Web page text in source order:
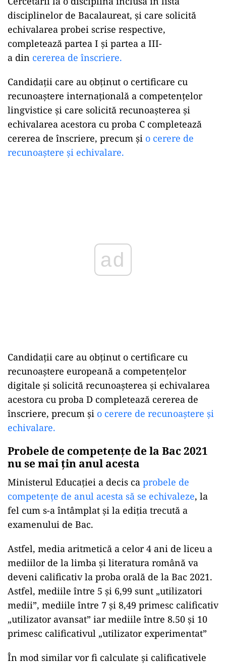
disciplinelor de Bacalaureat, şi care solicită
echivalarea probei scrise respective,
completează partea I şi partea a III-
a din cererea de înscriere.
Candidaţii care au obţinut o certificare cu
recunoaştere internaţională a competenţelor
lingvistice şi care solicită recunoaşterea şi
echivalarea acestora cu proba C completează
cererea de înscriere, precum și o cerere de
recunoaștere și echivalare.
ad
Candidaţii care au obţinut o certificare cu
recunoaştere europeană a competenţelor
digitale şi solicită recunoaşterea şi echivalarea
acestora cu proba D completează cererea de
înscriere, precum și o cerere de recunoaștere și
echivalare.
Probele de competențe de la Bac 2021
nu se mai țin anul acesta
Ministerul Educației a decis ca probele de
competențe de anul acesta să se echivaleze, la
fel cum s-a întâmplat și la ediția trecută a
examenului de Bac.
Astfel, media aritmetică a celor 4 ani de liceu a
mediilor de la limba și literatura română va
deveni calificativ la proba orală de la Bac 2021.
Astfel, mediile între 5 și 6,99 sunt „utilizatori
medii”, mediile între 7 și 8,49 primesc calificativ
„utilizator avansat” iar mediile între 8.50 și 10
primesc calificativul „utilizator experimentat”
În mod similar vor fi calculate și calificativele